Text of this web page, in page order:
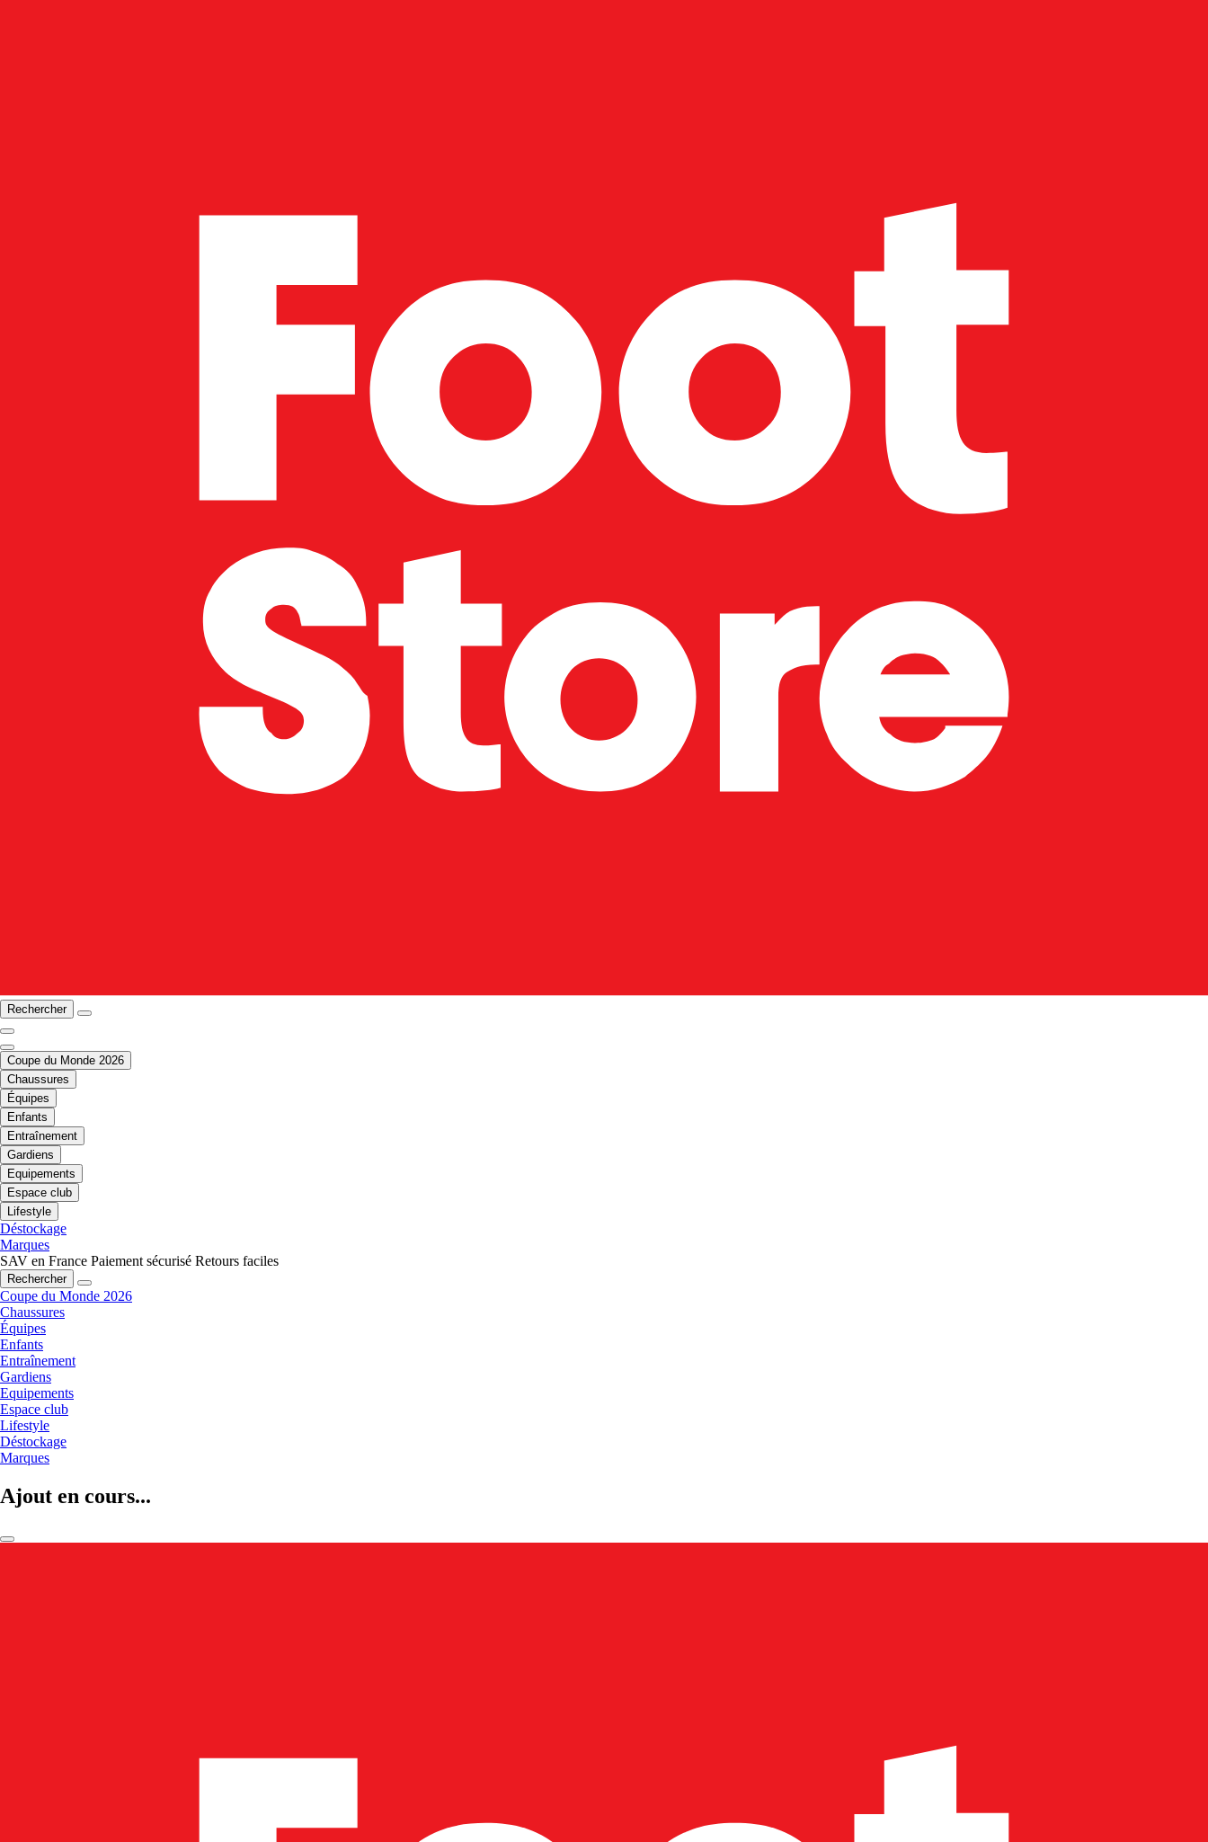
Rechercher
Coupe du Monde 2026
Chaussures
Équipes
Enfants
Entraînement
Gardiens
Equipements
Espace club
Lifestyle
Déstockage
Marques
SAV en France Paiement sécurisé Retours faciles
Rechercher
Coupe du Monde 2026
Chaussures
Équipes
Enfants
Entraînement
Gardiens
Equipements
Espace club
Lifestyle
Déstockage
Marques
Ajout en cours...